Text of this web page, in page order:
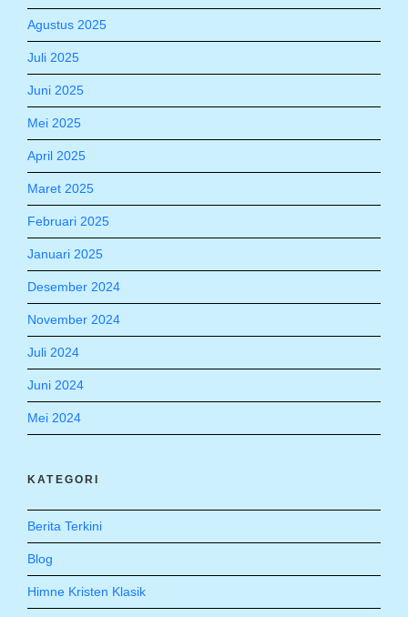
Agustus 2025
Juli 2025
Juni 2025
Mei 2025
April 2025
Maret 2025
Februari 2025
Januari 2025
Desember 2024
November 2024
Juli 2024
Juni 2024
Mei 2024
KATEGORI
Berita Terkini
Blog
Himne Kristen Klasik